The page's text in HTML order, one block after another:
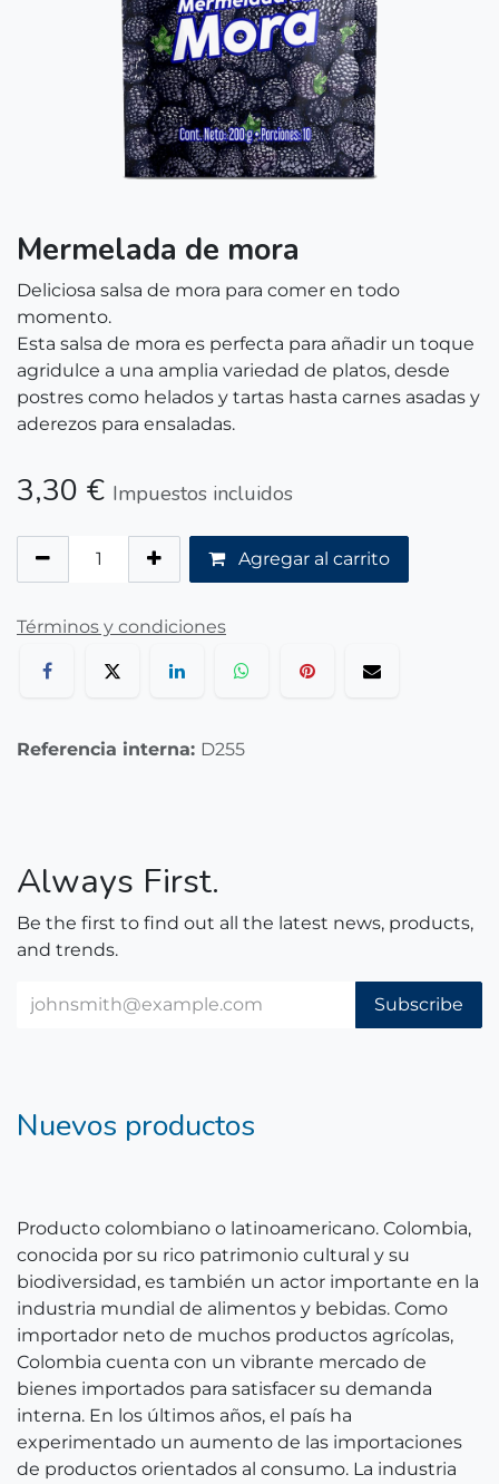
Mermelada de mora
Deliciosa salsa de mora para comer en todo
momento.
Esta salsa de mora es perfecta para añadir un toque
agridulce a una amplia variedad de platos, desde
postres como helados y tartas hasta carnes asadas y
aderezos para ensaladas.
3,30 € Impuestos incluidos
Agregar al carrito
Términos y condiciones
Referencia interna: D255
Always First.
Be the first to find out all the latest news, products,
and trends.
Subscribe
Nuevos productos
Producto colombiano o latinoamericano. Colombia,
conocida por su rico patrimonio cultural y su
biodiversidad, es también un actor importante en la
industria mundial de alimentos y bebidas. Como
importador neto de muchos productos agrícolas,
Colombia cuenta con un vibrante mercado de
bienes importados para satisfacer su demanda
interna. En los últimos años, el país ha
experimentado un aumento de las importaciones
de productos orientados al consumo. La industria